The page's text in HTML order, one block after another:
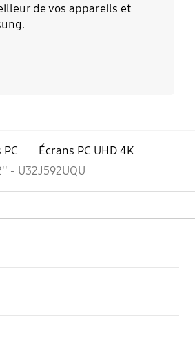
de vos appareils et
Écrans PC UHD 4K
- U32J592UQU